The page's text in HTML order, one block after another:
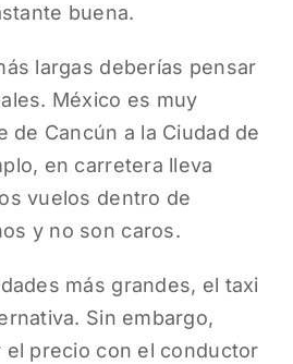
buena.
largas deberías pensar
México es muy
de Cancún a la Ciudad de
en carretera lleva
vuelos dentro de
y no son caros.
más grandes, el taxi
Sin embargo,
el precio con el conductor